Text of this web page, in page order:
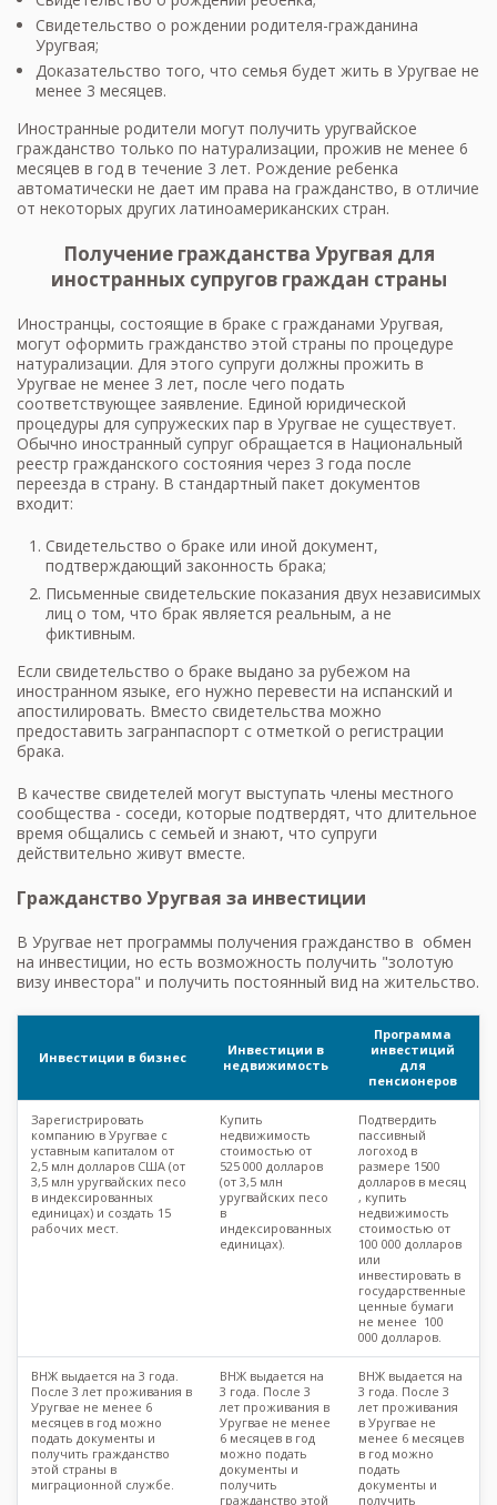
Свидетельство о рождении родителя-гражданина
Уругвая;
Доказательство того, что семья будет жить в Уругвае не
менее 3 месяцев.
Иностранные родители могут получить уругвайское
гражданство только по натурализации, прожив не менее 6
месяцев в год в течение 3 лет. Рождение ребенка
автоматически не дает им права на гражданство, в отличие
от некоторых других латиноамериканских стран.
Получение гражданства Уругвая для
иностранных супругов граждан страны
Иностранцы, состоящие в браке с гражданами Уругвая,
могут оформить гражданство этой страны по процедуре
натурализации. Для этого супруги должны прожить в
Уругвае не менее 3 лет, после чего подать
соответствующее заявление. Единой юридической
процедуры для супружеских пар в Уругвае не существует.
Обычно иностранный супруг обращается в Национальный
реестр гражданского состояния через 3 года после
переезда в страну. В стандартный пакет документов
входит:
Свидетельство о браке или иной документ,
подтверждающий законность брака;
Письменные свидетельские показания двух независимых
лиц о том, что брак является реальным, а не
фиктивным.
Если свидетельство о браке выдано за рубежом на
иностранном языке, его нужно перевести на испанский и
апостилировать. Вместо свидетельства можно
предоставить загранпаспорт с отметкой о регистрации
брака.
В качестве свидетелей могут выступать члены местного
сообщества - соседи, которые подтвердят, что длительное
время общались с семьей и знают, что супруги
действительно живут вместе.
Гражданство Уругвая за инвестиции
В Уругвае нет программы получения гражданство в обмен
на инвестиции, но есть возможность получить "золотую
визу инвестора" и получить постоянный вид на жительство.
Инвестиции в бизнес
Инвестиции в
недвижимость
Программа
инвестиций
для
пенсионеров
Зарегистрировать
компанию в Уругвае с
уставным капиталом от
2,5 млн долларов США (от
3,5 млн уругвайских песо
в индексированных
единицах) и создать 15
рабочих мест.
Купить
недвижимость
стоимостью от
525 000 долларов
(от 3,5 млн
уругвайских песо
в
индексированных
единицах).
Подтвердить
пассивный
логоход в
размере 1500
долларов в месяц
, купить
недвижимость
стоимостью от
100 000 долларов
или
инвестировать в
государственные
ценные бумаги
не менее 100
000 долларов.
ВНЖ выдается на 3 года.
После 3 лет проживания в
Уругвае не менее 6
месяцев в год можно
подать документы и
получить гражданство
этой страны в
миграционной службе.
ВНЖ выдается на
3 года. После 3
лет проживания в
Уругвае не менее
6 месяцев в год
можно подать
документы и
получить
гражданство этой
ВНЖ выдается на
3 года. После 3
лет проживания
в Уругвае не
менее 6 месяцев
в год можно
подать
документы и
получить